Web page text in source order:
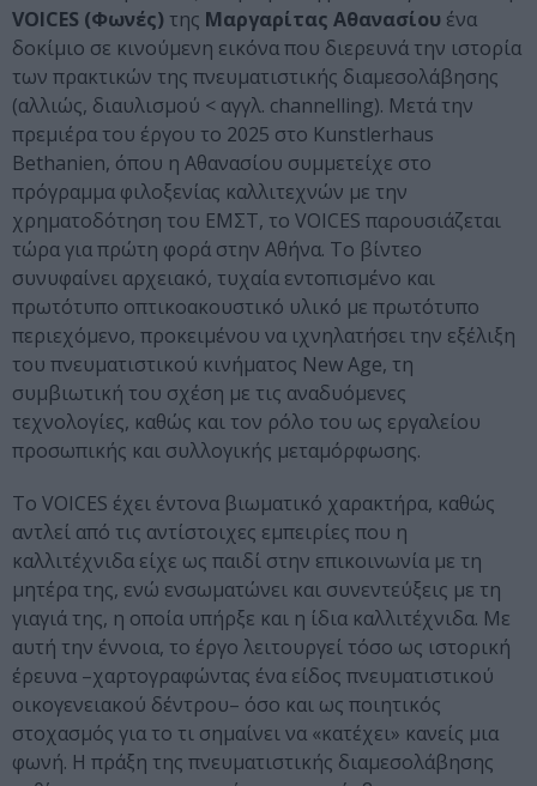
VOICES (Φωνές) της Μαργαρίτας Αθανασίου ένα
δοκίμιο σε κινούμενη εικόνα που διερευνά την ιστορία
των πρακτικών της πνευματιστικής διαμεσολάβησης
(αλλιώς, διαυλισμού < αγγλ. channelling). Μετά την
πρεμιέρα του έργου το 2025 στο Kunstlerhaus
Bethanien, όπου η Αθανασίου συμμετείχε στο
πρόγραμμα φιλοξενίας καλλιτεχνών με την
χρηματοδότηση του ΕΜΣΤ, το VOICES παρουσιάζεται
τώρα για πρώτη φορά στην Αθήνα. Το βίντεο
συνυφαίνει αρχειακό, τυχαία εντοπισμένο και
πρωτότυπο οπτικοακουστικό υλικό με πρωτότυπο
περιεχόμενο, προκειμένου να ιχνηλατήσει την εξέλιξη
του πνευματιστικού κινήματος New Age, τη
συμβιωτική του σχέση με τις αναδυόμενες
τεχνολογίες, καθώς και τον ρόλο του ως εργαλείου
προσωπικής και συλλογικής μεταμόρφωσης.
Το VOICES έχει έντονα βιωματικό χαρακτήρα, καθώς
αντλεί από τις αντίστοιχες εμπειρίες που η
καλλιτέχνιδα είχε ως παιδί στην επικοινωνία με τη
μητέρα της, ενώ ενσωματώνει και συνεντεύξεις με τη
γιαγιά της, η οποία υπήρξε και η ίδια καλλιτέχνιδα. Με
αυτή την έννοια, το έργο λειτουργεί τόσο ως ιστορική
έρευνα –χαρτογραφώντας ένα είδος πνευματιστικού
οικογενειακού δέντρου– όσο και ως ποιητικός
στοχασμός για το τι σημαίνει να «κατέχει» κανείς μια
φωνή. Η πράξη της πνευματιστικής διαμεσολάβησης